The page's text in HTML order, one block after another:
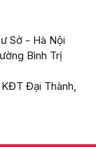
Sở - Hà Nội
Bình Trị
Đại Thành,